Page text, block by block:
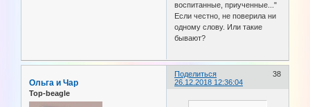
воспитанные, приученные..."
Если честно, не поверила ни
одному слову. Или такие
бывают?
Поделиться
38
26.12.2018 12:36:04
Ольга и Чар
Top-beagle